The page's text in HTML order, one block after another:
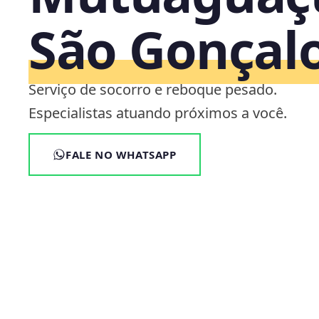
São
Serviço de socorro e reboque pesado.
Especialistas atuando próximos a você.
FALE NO WHATSAPP